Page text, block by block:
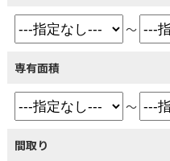
～
専有面積
～
間取り